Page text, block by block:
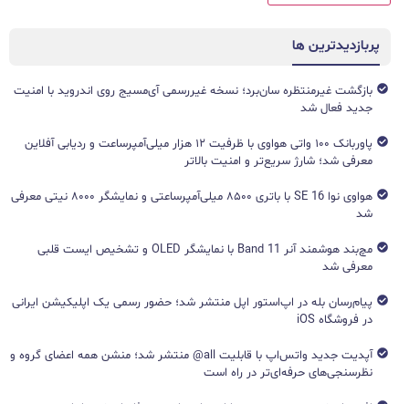
پربازدیدترین ها
بازگشت غیرمنتظره سان‌برد؛ نسخه غیررسمی آی‌مسیج روی اندروید با امنیت
جدید فعال شد
پاوربانک ۱۰۰ واتی هواوی با ظرفیت ۱۲ هزار میلی‌آمپرساعت و ردیابی آفلاین
معرفی شد؛ شارژ سریع‌تر و امنیت بالاتر
هواوی نوا 16 SE با باتری ۸۵۰۰ میلی‌آمپرساعتی و نمایشگر ۸۰۰۰ نیتی معرفی
شد
مچ‌بند هوشمند آنر Band 11 با نمایشگر OLED و تشخیص ایست قلبی
معرفی شد
پیام‌رسان بله در اپ‌استور اپل منتشر شد؛ حضور رسمی یک اپلیکیشن ایرانی
در فروشگاه iOS
آپدیت جدید واتس‌اپ با قابلیت all@ منتشر شد؛ منشن همه اعضای گروه و
نظرسنجی‌های حرفه‌ای‌تر در راه است